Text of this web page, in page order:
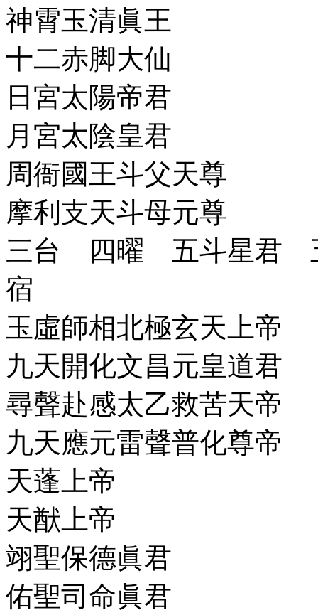
神霄玉清眞王
十二赤脚大仙
日宮太陽帝君
月宮太陰皇君
周衙國王斗父天尊
摩利支天斗母元尊
三台 四曜 五斗星君
宿
玉虛師相北極玄天上帝
九天開化文昌元皇道君
尋聲赴感太乙救苦天帝
九天應元雷聲普化尊帝
天蓬上帝
天猷上帝
翊聖保德眞君
佑聖司命眞君